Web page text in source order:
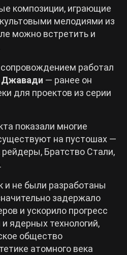
композиции, играющие
мелодиями из
можно встретить и
работал
Джавади — ранее он
для проектов из серии
показали многие
на пустошах —
Братство Стали,
и не были разработаны
задержало
и ускорило прогресс
ядерных технологий,
общество
атомного века